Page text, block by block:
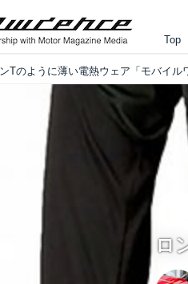
Top
Tのように薄い電熱ウェア「モバイル
ロ